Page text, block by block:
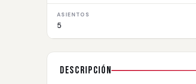
ASIENTOS
5
Descripción